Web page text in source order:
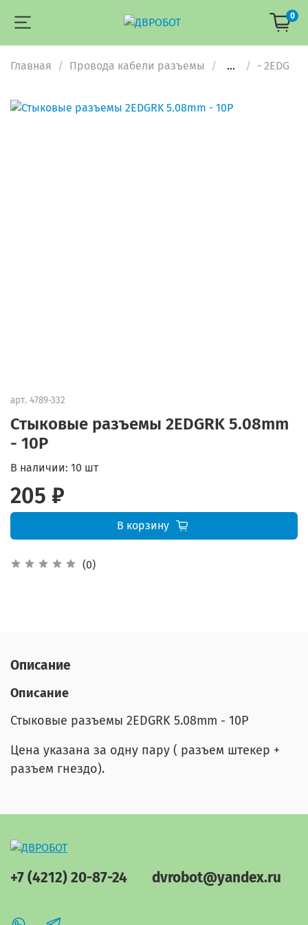
0
Главная Провода кабели разъемы ... - 2EDG
арт. 4789-332
Стыковые разъемы 2EDGRK 5.08mm
- 10P
(0)
В наличии: 10 шт
205 ₽
В корзину
Описание
Описание
Стыковые разъемы 2EDGRK 5.08mm - 10P
Цена указана за одну пару ( разъем штекер +
разъем гнездо).
+7 (4212) 20-87-24 dvrobot@yandex.ru